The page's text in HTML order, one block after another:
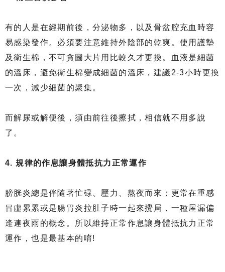
有的人是在經期前後，分泌物多，以及骨盆腔充血時容
易感染發作。必須要注意維持外陰部的乾爽。使用護墊
及衛生棉，不可貪圖大片用比較久才更換。血液是細菌
的溫床，避免衛生棉變成細菌的溫床，建議2-3小時更換
一次，減少細菌的聚集。
而解尿或解便後，須由前往後擦拭，相信就不用多說
了。
4. 規律的作息讓身體抵抗力正常運作
膀胱炎總是伴隨著忙碌、壓力、熬夜而來；更常在重感
冒虛累累或是腸胃炎拉肚子時一起來攪局，一種屋漏偏
逢連夜雨的概念。所以維持正常作息讓身體抵抗力正常
運作，也是最基本的唷!